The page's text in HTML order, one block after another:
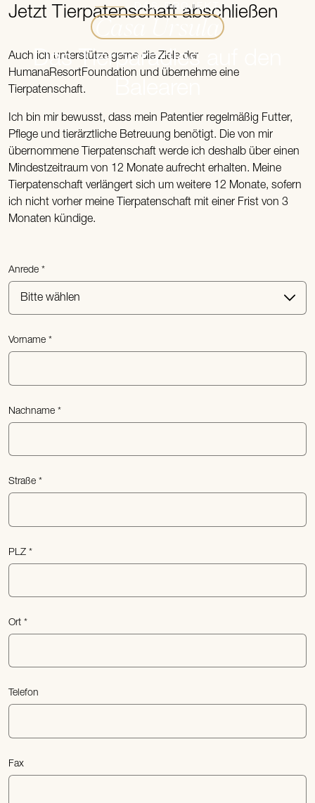
DAS PROJEKT
Casa Ursula
Das Tierparadies auf den
Jetzt Tierpatenschaft abschließen
Auch ich unterstütze gerne die Ziele der
HumanaResortFoundation und übernehme eine
Tierpatenschaft.
Ich bin mir bewusst, dass mein Patentier regelmäßig Futter,
Pflege und tierärztliche Betreuung benötigt. Die von mir
übernommene Tierpatenschaft werde ich deshalb über einen
Mindestzeitraum von 12 Monate aufrecht erhalten. Meine
Tierpatenschaft verlängert sich um weitere 12 Monate, sofern
ich nicht vorher meine Tierpatenschaft mit einer Frist von 3
Monaten kündige.
Anrede
Vorname
Nachname
Straße
PLZ
Ort
Telefon
Fax